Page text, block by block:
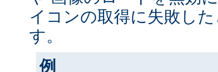
イコンの取得に失敗し
す。
例